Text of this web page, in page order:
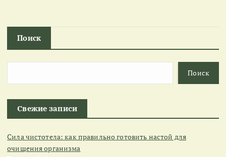
Поиск
Поиск
Свежие записи
Сила чистотела: как правильно готовить настой для
очищения организма